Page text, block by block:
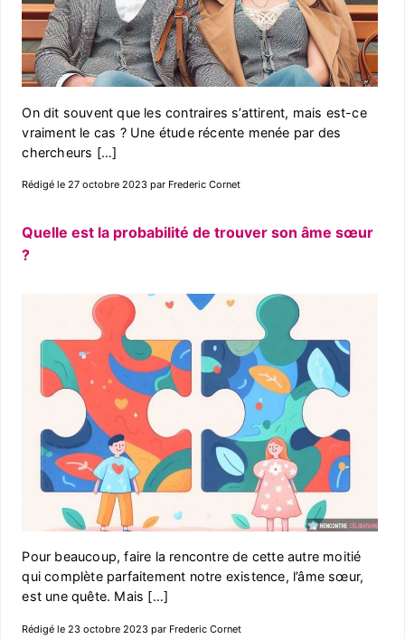
On dit souvent que les contraires s’attirent, mais est-ce
vraiment le cas ? Une étude récente menée par des
chercheurs […]
Rédigé le 27 octobre 2023 par Frederic Cornet
Quelle est la probabilité de trouver son âme sœur
?
Pour beaucoup, faire la rencontre de cette autre moitié
qui complète parfaitement notre existence, l’âme sœur,
est une quête. Mais […]
Rédigé le 23 octobre 2023 par Frederic Cornet